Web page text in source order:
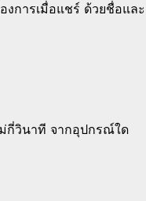
การเมื่อแชร์ ด้วยชื่อและ
กี่วินาที จากอุปกรณ์ใด